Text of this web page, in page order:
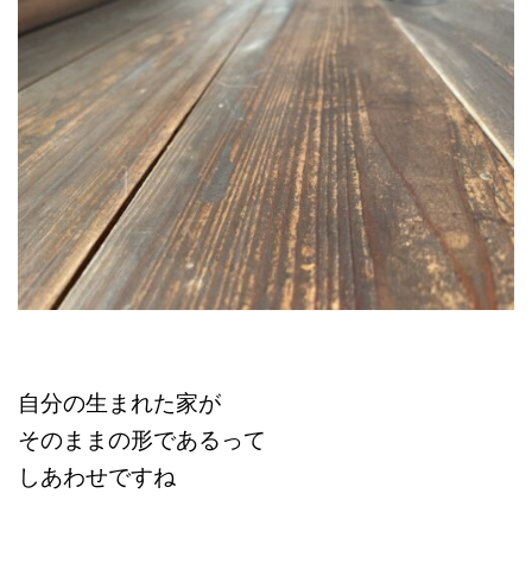
自分の生まれた家が
そのままの形であるって
しあわせですね